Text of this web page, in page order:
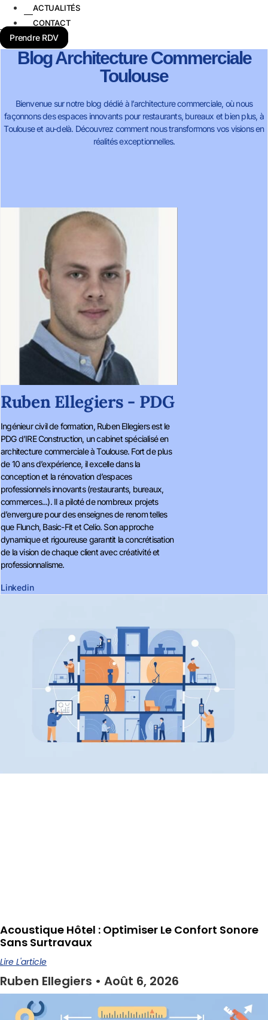
ACTUALITÉS
CONTACT
Prendre RDV
Blog Architecture Commerciale
Toulouse
Bienvenue sur notre blog dédié à l’architecture commerciale, où nous
façonnons des espaces innovants pour restaurants, bureaux et bien plus, à
Toulouse et au-delà. Découvrez comment nous transformons vos visions en
réalités exceptionnelles.
Ruben Ellegiers - PDG
Ingénieur civil de formation, Ruben Ellegiers est le
PDG d’IRE Construction, un cabinet spécialisé en
architecture commerciale à Toulouse. Fort de plus
de 10 ans d’expérience, il excelle dans la
conception et la rénovation d’espaces
professionnels innovants (restaurants, bureaux,
commerces...). Il a piloté de nombreux projets
d’envergure pour des enseignes de renom telles
que Flunch, Basic-Fit et Celio. Son approche
dynamique et rigoureuse garantit la concrétisation
de la vision de chaque client avec créativité et
professionnalisme.
Linkedin
Acoustique Hôtel : Optimiser Le Confort Sonore
Sans Surtravaux
Lire L'article
Ruben Ellegiers Août 6, 2026